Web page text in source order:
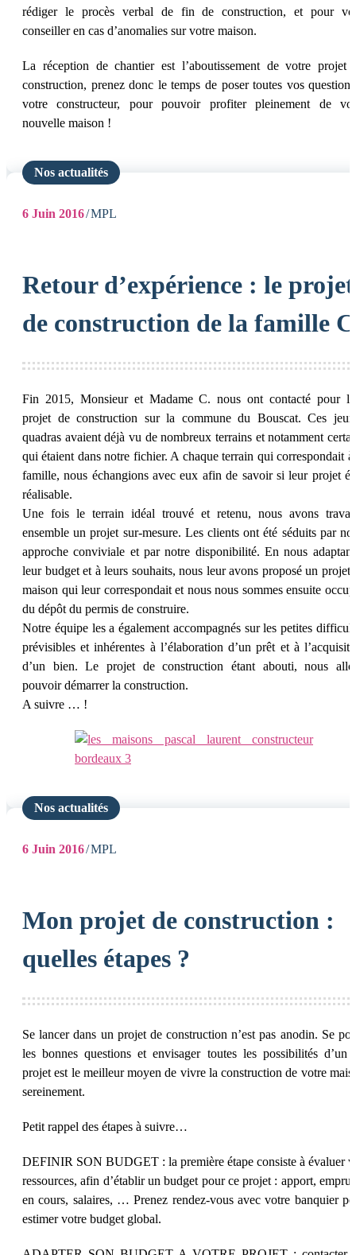
rédiger le procès verbal de fin de construction, et pour
conseiller en cas d’anomalies sur votre maison.
La réception de chantier est l’aboutissement de votre projet
construction, prenez donc le temps de poser toutes vos
votre constructeur, pour pouvoir profiter pleinement de
nouvelle maison !
Nos actualités
6 Juin 2016 MPL
Retour d’expérience : le projet
de construction de la famille
Fin 2015, Monsieur et Madame C. nous ont contacté pour
projet de construction sur la commune du Bouscat. Ces
quadras avaient déjà vu de nombreux terrains et notamment
qui étaient dans notre fichier. A chaque terrain qui correspondait à
famille, nous échangions avec eux afin de savoir si leur projet
réalisable.
Une fois le terrain idéal trouvé et retenu, nous avons
ensemble un projet sur-mesure. Les clients ont été séduits par
approche conviviale et par notre disponibilité. En nous
leur budget et à leurs souhaits, nous leur avons proposé un projet
maison qui leur correspondait et nous nous sommes ensuite
du dépôt du permis de construire.
Notre équipe les a également accompagnés sur les petites
prévisibles et inhérentes à l’élaboration d’un prêt et à
d’un bien. Le projet de construction étant abouti, nous
pouvoir démarrer la construction.
A suivre … !
Nos actualités
6 Juin 2016 MPL
Mon projet de construction :
quelles étapes ?
Se lancer dans un projet de construction n’est pas anodin. Se
les bonnes questions et envisager toutes les possibilités d’un
projet est le meilleur moyen de vivre la construction de votre
sereinement.
Petit rappel des étapes à suivre…
DEFINIR SON BUDGET : la première étape consiste à évaluer
ressources, afin d’établir un budget pour ce projet : apport,
en cours, salaires, … Prenez rendez-vous avec votre banquier
estimer votre budget global.